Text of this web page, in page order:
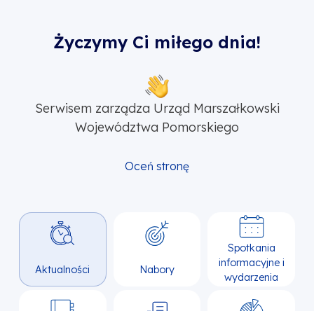
Życzymy Ci miłego dnia!
Serwisem zarządza Urząd Marszałkowski
Województwa Pomorskiego
Oceń stronę
Aktualności Nabory
Spotkania
informacyjne i
wydarzenia